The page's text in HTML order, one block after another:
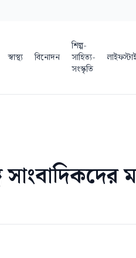
স্বাস্থ্য বিনোদন
শিল্প-
সাহিত্য-
সংস্কৃতি